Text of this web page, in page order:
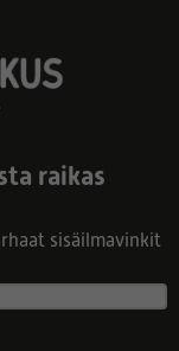
raikas
sisäilmavinkit